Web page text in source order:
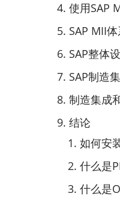
使用SAP
SAP MII
SAP整体
SAP制造
制造集成
结论
如何安
什么是
什么是